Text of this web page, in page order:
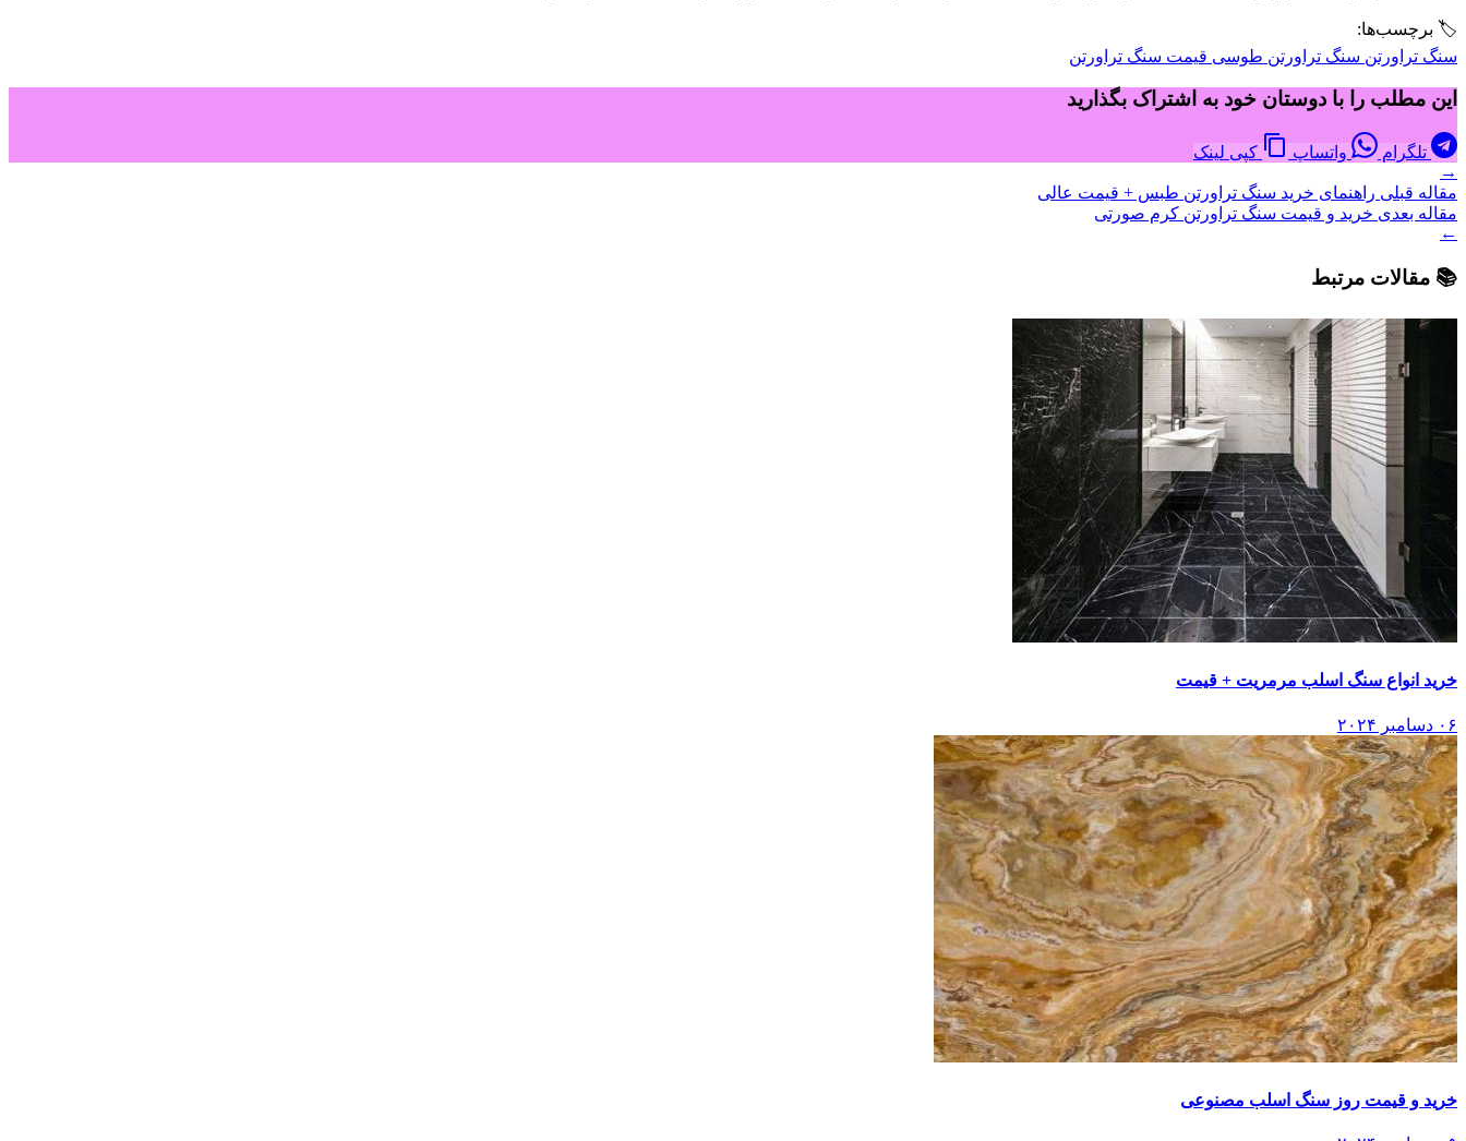
🏷️ برچسب‌ها:
سنگ تراورتن سنگ تراورتن طوسی قیمت سنگ تراورتن
این مطلب را با دوستان خود به اشتراک بگذارید
تلگرام واتساپ
کپی لینک
→
مقاله قبلی راهنمای خرید سنگ تراورتن طبس + قیمت عالی
مقاله بعدی خرید و قیمت سنگ تراورتن کرم صورتی
←
📚 مقالات مرتبط
خرید انواع سنگ اسلب مرمریت + قیمت
۰۶ دسامبر ۲۰۲۴
خرید و قیمت روز سنگ اسلب مصنوعی